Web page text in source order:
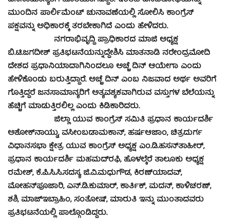
ಮುಂದಿನ ಪಾರ್ಲಿಮೆಂಟ್ ಚುನಾವಣೆಯಲ್ಲಿ ಸೋಲಿಸಿ ಕಾಂಗ್ರೆಸ್
ಪಕ್ಷವನ್ನು ಅಧಿಕಾರಕ್ಕೆ ತರಬೇಕಾಗಿದೆ ಎಂದು ಹೇಳಿದರು.
ನಗರಾಭಿವೃದ್ದಿ ಪ್ರಾಧಿಕಾರದ ಮಾಜಿ ಅಧ್ಯಕ್ಷ
ಬಿ.ಟಿ.ಜಗದೀಶ್ ಪ್ರತಿಭಟನೆಯನ್ನುದ್ದೇಶಿಸಿ ಮಾತನಾಡಿ ನರೇಂದ್ರಮೋದಿ
ದೇಶದ ಪ್ರಧಾನಿಯಾದಾಗಿನಿಂದಲೂ ಅಚ್ಚೆ ದಿನ್ ಆಯೇಗಾ ಎಂದು
ಹೇಳಿಕೊಂಡು ಬರುತ್ತಿದ್ದಾರೆ. ಅಚ್ಚೆ ದಿನ್ ಎಂಬ ನಿಜವಾದ ಅರ್ಥ ಅವರಿಗೆ
ಗೊತ್ತಿದ್ದರೆ ಜನಸಾಮಾನ್ಯರಿಗೆ ಅತ್ಯವಶ್ಯಕವಾಗಿರುವ ವಸ್ತುಗಳ ಬೆಲೆಯನ್ನು
ಹೆಚ್ಚಿಗೆ ಮಾಡುತ್ತಿರಲಿಲ್ಲ ಎಂದು ಕಿಡಿಕಾರಿದರು.
ಜಿಲ್ಲಾ ಯುವ ಕಾಂಗ್ರೆಸ್ ಸಮಿತಿ ಪ್ರಧಾನ ಕಾರ್ಯದರ್ಶಿ
ಅಶೋಕ್‍ನಾಯ್ಡು, ವಸೀಂಬಡಾಮಕಾನ್, ಹರ್ಷಆಜಾಂ, ಚಿತ್ರದುರ್ಗ
ವಿಧಾನಸಭಾ ಕ್ಷೇತ್ರ ಯುವ ಕಾಂಗ್ರೆಸ್ ಅಧ್ಯಕ್ಷ ಎಂ.ಡಿ.ಹಸನ್‍ತಾಹೀರ್,
ಪ್ರಧಾನ ಕಾರ್ಯದರ್ಶಿ ಮಹಮದ್‍ರಫಿ, ಹೊಳಲ್ಕೆರೆ ತಾಲೂಕು ಅಧ್ಯಕ್ಷ
ರಮೇಶ್, ಕೆ.ಪಿ.ಸಿ.ಸಿ.ಸದಸ್ಯ ಜಿ.ವಿ.ಮಧುಗೌಡ, ಕಿರಣ್‍ಯಾದವ್,
ಮೋಹನ್‍ಪೂಜಾರಿ, ಎನ್.ಡಿ.ಕುಮಾರ್, ಕಾರ್ತಿಕ್, ಮದನ್, ಕಾಳಿಚರಣ್,
ಶಶಿ, ಮಾಜ್‍ಇಬ್ರಾಹಿಂ, ಸಂತೋಷ್, ಮಾರುತಿ ಇನ್ನು ಮುಂತಾದವರು
ಪ್ರತಿಭಟನೆಯಲ್ಲಿ ಪಾಲ್ಗೊಂಡಿದ್ದರು.